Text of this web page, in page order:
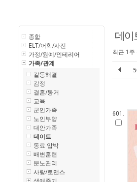
종합
ELT/어학/사전
가정/원예/인테리어
가족/관계
갈등해결
감정
결혼/동거
교육
군인가족
노인부양
대안가족
데이트
동료 압박
배변훈련
분노관리
사랑/로맨스
데이
최근 1
601.